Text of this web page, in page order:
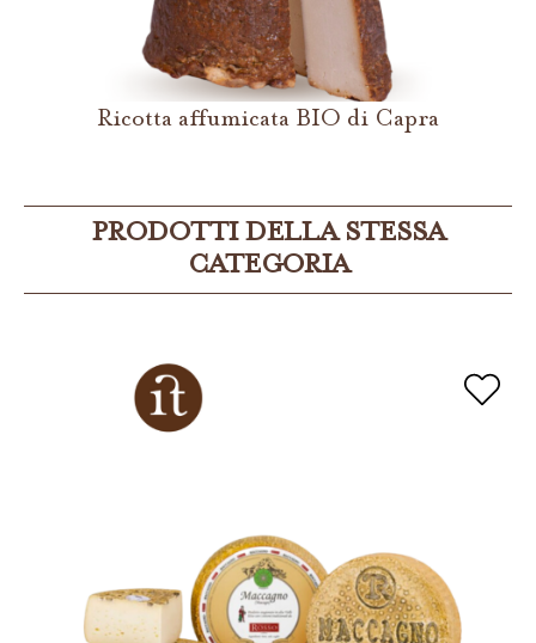
Ricotta affumicata BIO di Capra
PRODOTTI DELLA STESSA
CATEGORIA